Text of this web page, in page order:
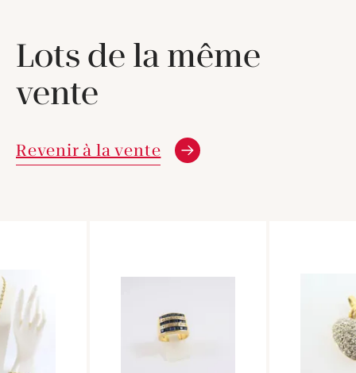
Lots de la même
vente
Revenir à la vente